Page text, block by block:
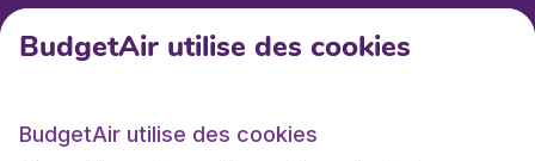
BudgetAir.fr
Sites internationaux
BudgetAir utilise des cookies
BudgetAir utilise des cookies